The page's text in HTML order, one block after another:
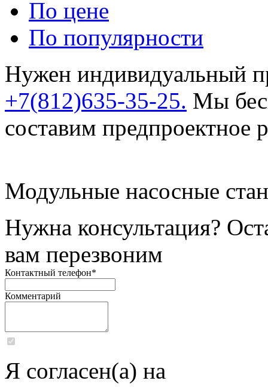
По цене
По популярности
Нужен индивидуальный
+7(812)635-35-25. Мы
составим предпроектное
Модульные насосные
Нужна консультация?
вам перезвоним
Контактный телефон*
Комментарий
Я согласен(а) на